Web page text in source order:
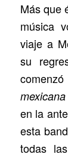
Más que
música
viaje a
su
mexicana
en la
esta
todas